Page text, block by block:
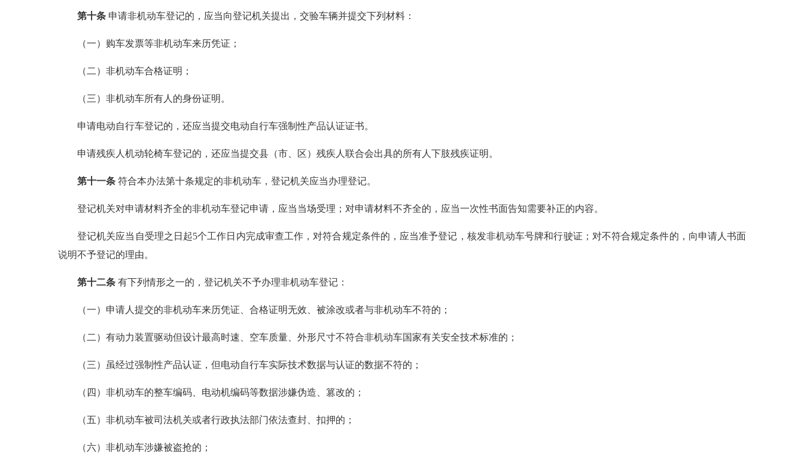
第十条申请非机动车登记的，应当向登记机关提出，交验车辆并提交下列材料：
（一）购车发票等非机动车来历凭证；
（二）非机动车合格证明；
（三）非机动车所有人的身份证明。
申请电动自行车登记的，还应当提交电动自行车强制性产品认证证书。
申请残疾人机动轮椅车登记的，还应当提交县（市、区）残疾人联合会出具的所有人下肢残疾证明。
第十一条符合本办法第十条规定的非机动车，登记机关应当办理登记。
登记机关对申请材料齐全的非机动车登记申请，应当当场受理；对申请材料不齐全的，应当一次性书面告知需要补正的内容。
登记机关应当自受理之日起5个工作日内完成审查工作，对符合规定条件的，应当准予登记，核发非机动车号牌和行驶证；对不符合规定条件的，向申请人书面
说明不予登记的理由。
第十二条有下列情形之一的，登记机关不予办理非机动车登记：
（一）申请人提交的非机动车来历凭证、合格证明无效、被涂改或者与非机动车不符的；
（二）有动力装置驱动但设计最高时速、空车质量、外形尺寸不符合非机动车国家有关安全技术标准的；
（三）虽经过强制性产品认证，但电动自行车实际技术数据与认证的数据不符的；
（四）非机动车的整车编码、电动机编码等数据涉嫌伪造、篡改的；
（五）非机动车被司法机关或者行政执法部门依法查封、扣押的；
（六）非机动车涉嫌被盗抢的；